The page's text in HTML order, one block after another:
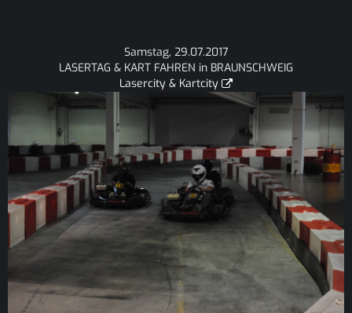
Samstag, 29.07.2017
LASERTAG & KART FAHREN in BRAUNSCHWEIG
Lasercity & Kartcity